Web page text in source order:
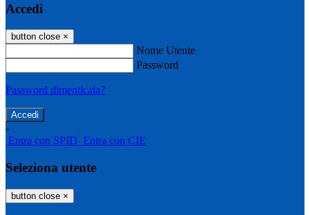
Accedi
button close ×
Nome Utente
Password
Password dimenticata?
-
Entra con SPID Entra con CIE
Seleziona utente
button close ×